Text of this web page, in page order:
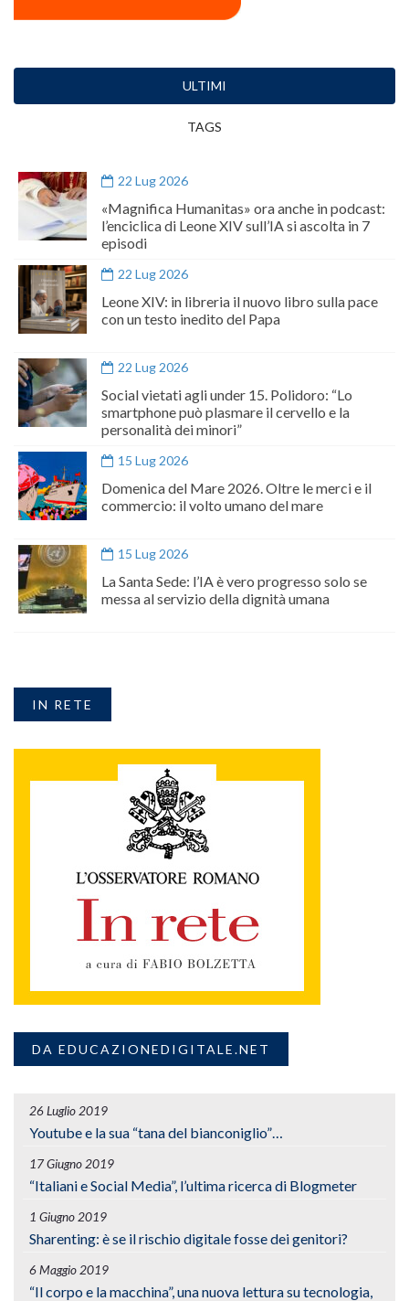
ULTIMI
TAGS
22 Lug 2026
«Magnifica Humanitas» ora anche in podcast:
l’enciclica di Leone XIV sull’IA si ascolta in 7
episodi
22 Lug 2026
Leone XIV: in libreria il nuovo libro sulla pace
con un testo inedito del Papa
22 Lug 2026
Social vietati agli under 15. Polidoro: “Lo
smartphone può plasmare il cervello e la
personalità dei minori”
15 Lug 2026
Domenica del Mare 2026. Oltre le merci e il
commercio: il volto umano del mare
15 Lug 2026
La Santa Sede: l’IA è vero progresso solo se
messa al servizio della dignità umana
IN RETE
DA EDUCAZIONEDIGITALE.NET
26 Luglio 2019
Youtube e la sua “tana del bianconiglio”…
17 Giugno 2019
“Italiani e Social Media”, l’ultima ricerca di Blogmeter
1 Giugno 2019
Sharenting: è se il rischio digitale fosse dei genitori?
6 Maggio 2019
“Il corpo e la macchina”, una nuova lettura su tecnologia,